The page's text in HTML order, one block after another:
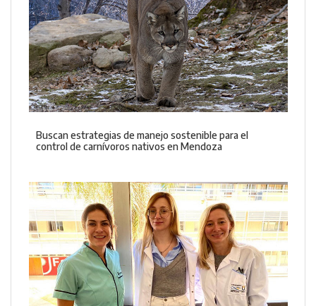
Buscan estrategias de manejo sostenible para el
control de carnívoros nativos en Mendoza